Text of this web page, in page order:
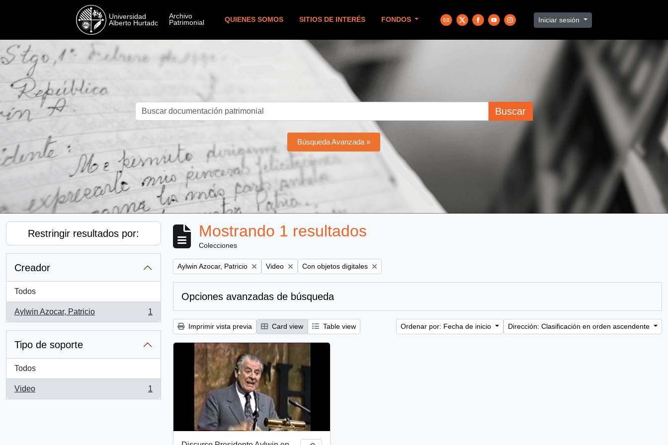
QUIENES SOMOS SITIOS DE INTERÉS FONDOS Iniciar sesión
Buscar
Búsqueda Avanzada »
Restringir resultados por:
Creador
Todos
Aylwin Azocar, Patricio
, 1 resultados
1
Tipo de soporte
Todos
Video
, 1 resultados
1
Mostrando 1 resultados
Colecciones
Remove filter:
Aylwin Azocar, Patricio Remove filter:
Video Remove filter:
Con objetos digitales
Opciones avanzadas de búsqueda
Imprimir vista previa Card view Table view Ordenar por: Fecha de inicio Dirección: Clasificación en orden ascendente